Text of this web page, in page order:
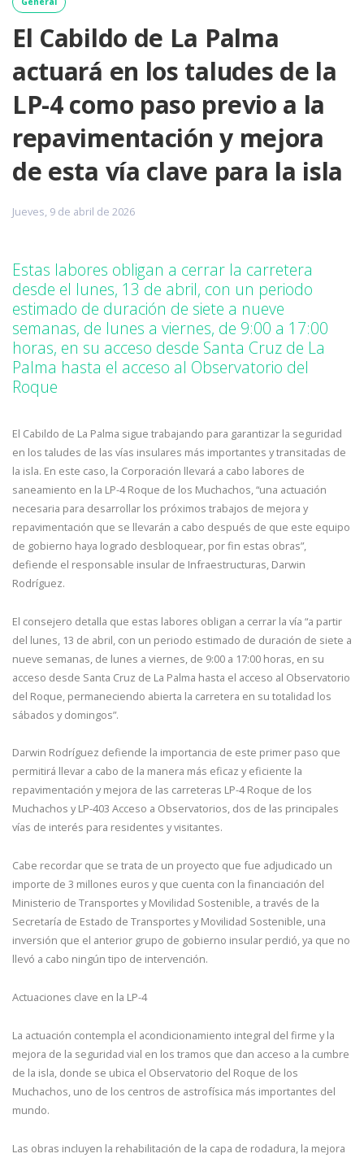
El Cabildo de La Palma
actuará en los taludes de la
LP-4 como paso previo a la
repavimentación y mejora
de esta vía clave para la isla
Jueves, 9 de abril de 2026
Estas labores obligan a cerrar la carretera
desde el lunes, 13 de abril, con un periodo
estimado de duración de siete a nueve
semanas, de lunes a viernes, de 9:00 a 17:00
horas, en su acceso desde Santa Cruz de La
Palma hasta el acceso al Observatorio del
Roque
El Cabildo de La Palma sigue trabajando para garantizar la seguridad
en los taludes de las vías insulares más importantes y transitadas de
la isla. En este caso, la Corporación llevará a cabo labores de
saneamiento en la LP-4 Roque de los Muchachos, “una actuación
necesaria para desarrollar los próximos trabajos de mejora y
repavimentación que se llevarán a cabo después de que este equipo
de gobierno haya logrado desbloquear, por fin estas obras”,
defiende el responsable insular de Infraestructuras, Darwin
Rodríguez.
El consejero detalla que estas labores obligan a cerrar la vía “a partir
del lunes, 13 de abril, con un periodo estimado de duración de siete a
nueve semanas, de lunes a viernes, de 9:00 a 17:00 horas, en su
acceso desde Santa Cruz de La Palma hasta el acceso al Observatorio
del Roque, permaneciendo abierta la carretera en su totalidad los
sábados y domingos”.
Darwin Rodríguez defiende la importancia de este primer paso que
permitirá llevar a cabo de la manera más eficaz y eficiente la
repavimentación y mejora de las carreteras LP-4 Roque de los
Muchachos y LP-403 Acceso a Observatorios, dos de las principales
vías de interés para residentes y visitantes.
Cabe recordar que se trata de un proyecto que fue adjudicado un
importe de 3 millones euros y que cuenta con la financiación del
Ministerio de Transportes y Movilidad Sostenible, a través de la
Secretaría de Estado de Transportes y Movilidad Sostenible, una
inversión que el anterior grupo de gobierno insular perdió, ya que no
llevó a cabo ningún tipo de intervención.
Actuaciones clave en la LP-4
La actuación contempla el acondicionamiento integral del firme y la
mejora de la seguridad vial en los tramos que dan acceso a la cumbre
de la isla, donde se ubica el Observatorio del Roque de los
Muchachos, uno de los centros de astrofísica más importantes del
mundo.
Las obras incluyen la rehabilitación de la capa de rodadura, la mejora